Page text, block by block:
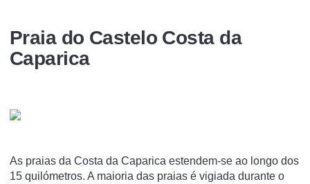
Praia do Castelo Costa da
Caparica
As praias da Costa da Caparica estendem-se ao longo dos
15 quilómetros. A maioria das praias é vigiada durante o